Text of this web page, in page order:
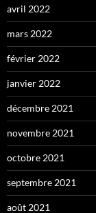
avril 2022
mars 2022
février 2022
janvier 2022
décembre 2021
novembre 2021
octobre 2021
septembre 2021
août 2021